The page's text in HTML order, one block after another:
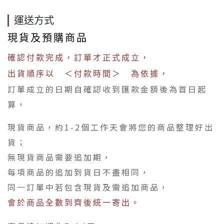
運送方式
現貨及預購商品
確認付款完成，訂單才正式成立，
出貨順序以 ＜付款時間＞ 為依據，
訂單成立的日期自確認收到匯款金額後為首日起
算，
現貨商品，約1-2個工作天會將您的商品整理好出
貨；
無現貨商品需要追加期，
每項商品的追加到貨日不盡相同，
同一訂單中若包含現貨及需追加商品，
會於商品全數到齊後統一寄出。